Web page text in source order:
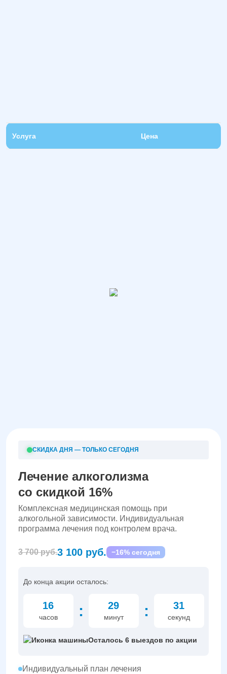
Услуга Цена
СКИДКА ДНЯ — ТОЛЬКО СЕГОДНЯ
Лечение алкоголизма
со скидкой 16%
Комплексная медицинская помощь при
алкогольной зависимости. Индивидуальная
программа лечения под контролем врача.
3 700 руб.3 100 руб. −16% сегодня
До конца акции осталось:
16
часов : 29
минут : 30
секунд
Осталось 6 выездов по акции
Индивидуальный план лечения